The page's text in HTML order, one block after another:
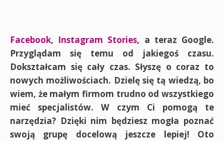
Facebook, Instagram Stories, a teraz Google.
Przyglądam się temu od jakiegoś czasu.
Dokształcam się cały czas. Słyszę o coraz to
nowych możliwościach. Dzielę się tą wiedzą, bo
wiem, że małym firmom trudno od wszystkiego
mieć specjalistów. W czym Ci pomogą te
narzędzia? Dzięki nim będziesz mogła poznać
swoją grupę docelową jeszcze lepiej! Oto